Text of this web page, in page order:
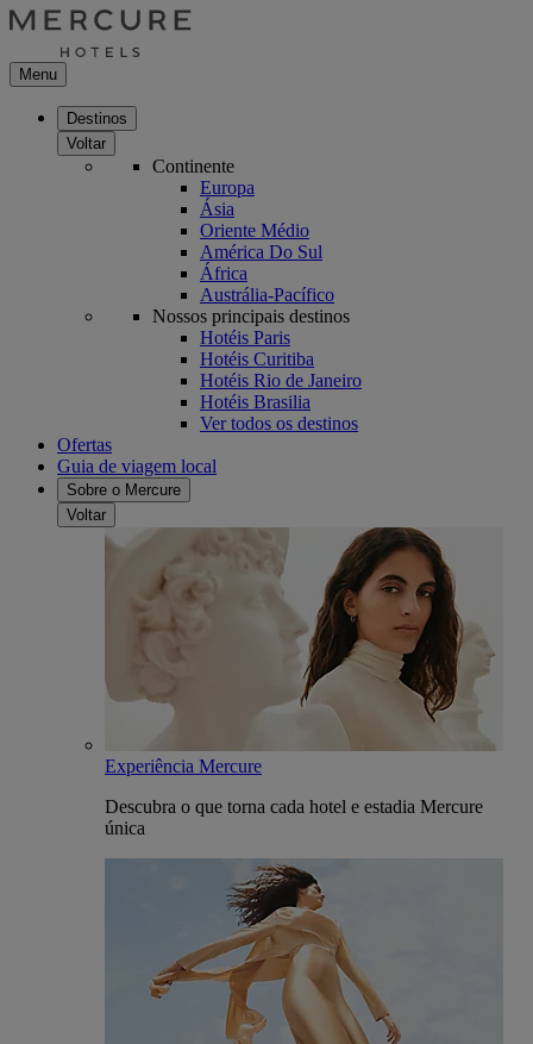
Menu
Destinos
Voltar
Continente
Europa
Ásia
Oriente Médio
América Do Sul
África
Austrália-Pacífico
Nossos principais destinos
Hotéis Paris
Hotéis Curitiba
Hotéis Rio de Janeiro
Hotéis Brasilia
Ver todos os destinos
Ofertas
Guia de viagem local
Sobre o Mercure
Voltar
Experiência Mercure
Descubra o que torna cada hotel e estadia Mercure
única